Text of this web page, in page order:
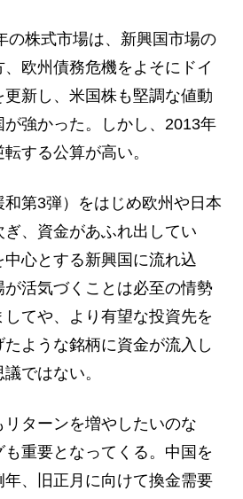
の株式市場は、新興国市場の
欧州債務危機をよそにドイ
新し、米国株も堅調な値動
が強かった。しかし、2013年
する公算が高い。
第3弾）をはじめ欧州や日本
、資金があふれ出してい
心とする新興国に流れ込
活気づくことは必至の情勢
てや、より有望な投資先を
ような銘柄に資金が流入し
ではない。
リターンを増やしたいのな
重要となってくる。中国を
、旧正月に向けて換金需要